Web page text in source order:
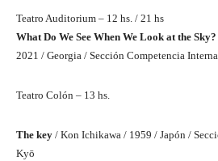
Teatro Auditorium – 12 hs. / 21 hs
What Do We See When We Look at the Sky?
2021 / Georgia / Sección Competencia
Teatro Colón – 13 hs.
The key / Kon Ichikawa / 1959 / Japón /
Kyō